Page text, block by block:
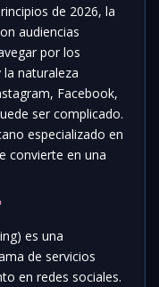
de 2026, la
audiencias
por los
naturaleza
Facebook,
ser complicado.
especializado en
convierte en una
es una
de servicios
en redes sociales.